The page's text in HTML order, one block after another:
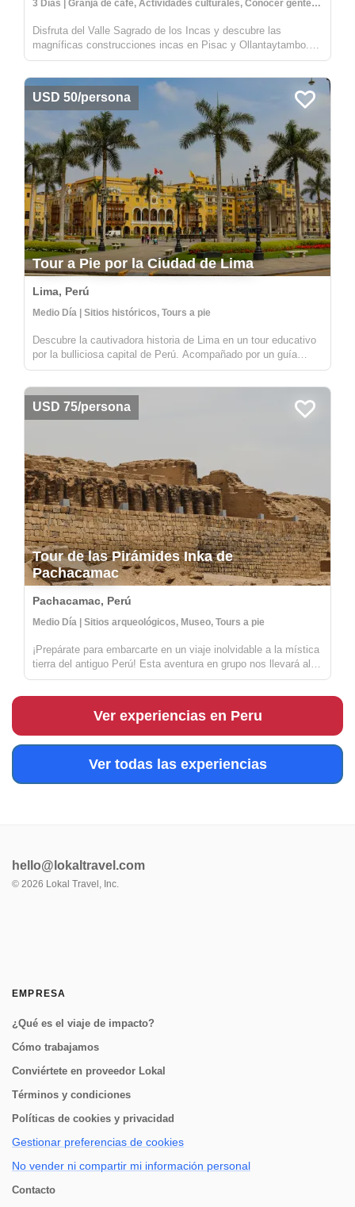
3 Días | Granja de café, Actividades culturales, Conocer gente local
Disfruta del Valle Sagrado de los Incas y descubre las
magníficas construcciones incas en Pisac y Ollantaytambo.
Luego visita una granja de café local y una familia que te
producción de café. ...
USD 50/persona
Tour a Pie por la Ciudad de Lima
Lima, Perú
Medio Día | Sitios históricos, Tours a pie
Descubre la cautivadora historia de Lima en un tour educativo
por la bulliciosa capital de Perú. Acompañado por un guía
conocedor, te adentrarás en el encantador laberinto del centro
Presidenci...
USD 75/persona
Tour de las Pirámides Inka de
Pachacamac
Pachacamac, Perú
Medio Día | Sitios arqueológicos, Museo, Tours a pie
¡Prepárate para embarcarte en un viaje inolvidable a la mística
tierra del antiguo Perú! Esta aventura en grupo nos llevará al
oráculo más importante durante la gloriosa era Inka. Este
Ver experiencias en Peru
Ver todas las experiencias
hello@lokaltravel.com
© 2026 Lokal Travel, Inc.
EMPRESA
¿Qué es el viaje de impacto?
Cómo trabajamos
Conviértete en proveedor Lokal
Términos y condiciones
Políticas de cookies y privacidad
Gestionar preferencias de cookies
No vender ni compartir mi información personal
Contacto